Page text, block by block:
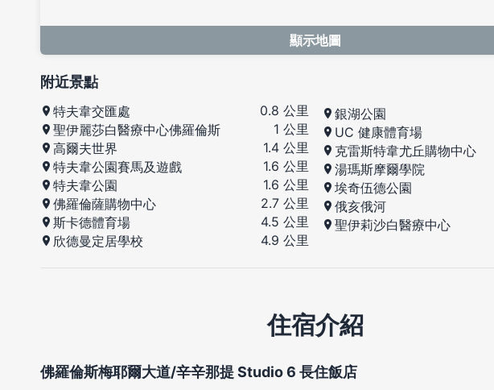
顯示地圖
附近景點
特夫韋交匯處
0.8 公里
聖伊麗莎白醫療中心佛羅倫斯
1 公里
高爾夫世界
1.4 公里
特夫韋公園賽馬及遊戲
1.6 公里
特夫韋公園
1.6 公里
佛羅倫薩購物中心
2.7 公里
斯卡德體育場
4.5 公里
欣德曼定居學校
4.9 公里
銀湖公園
UC 健康體育場
克雷斯特韋尤丘購物中心
湯瑪斯摩爾學院
埃奇伍德公園
俄亥俄河
聖伊莉沙白醫療中心
住宿介紹
佛羅倫斯梅耶爾大道/辛辛那提 Studio 6 長住飯店